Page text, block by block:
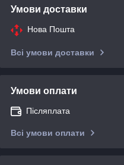
Умови доставки
Нова Пошта
Всі умови доставки
Умови оплати
Післяплата
Всі умови оплати